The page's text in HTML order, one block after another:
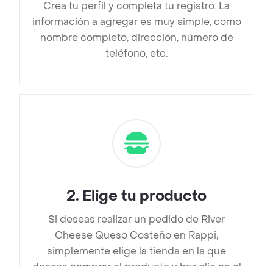
Crea tu perfil y completa tu registro. La
información a agregar es muy simple, como
nombre completo, dirección, número de
teléfono, etc.
2. Elige tu producto
Si deseas realizar un pedido de River
Cheese Queso Costeño en Rappi,
simplemente elige la tienda en la que